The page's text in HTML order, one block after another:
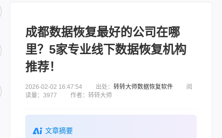
成都数据恢复最好的公司在哪
里？5家专业线下数据恢复机构
推荐！
2026-02-02 16:47:54 出处： 转转大师数据恢复软件 阅
读量：3977 作者：转转大师
文章摘要